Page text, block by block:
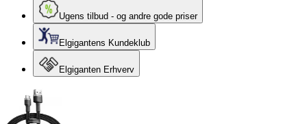
Ugens tilbud - og andre gode priser
Elgigantens Kundeklub
Elgiganten Erhverv